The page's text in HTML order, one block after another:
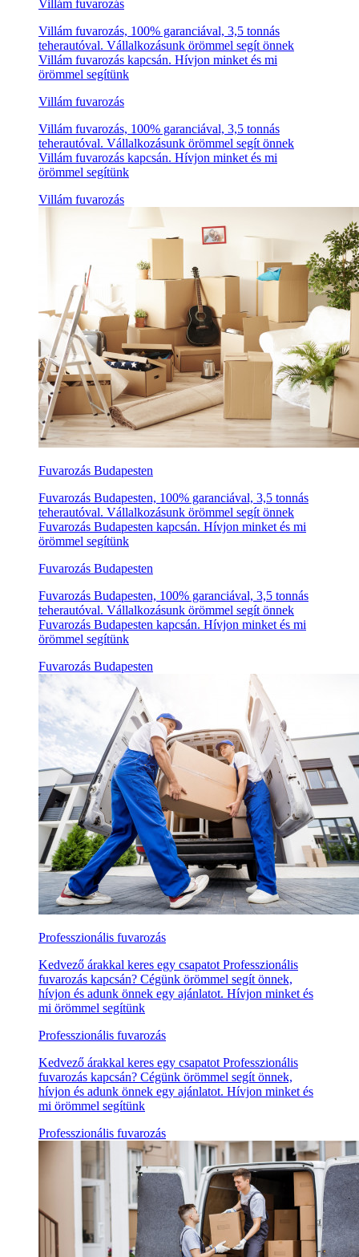
Villám fuvarozás
Villám fuvarozás, 100% garanciával, 3,5 tonnás
teherautóval. Vállalkozásunk örömmel segít önnek
Villám fuvarozás kapcsán. Hívjon minket és mi
örömmel segítünk
Villám fuvarozás
Villám fuvarozás, 100% garanciával, 3,5 tonnás
teherautóval. Vállalkozásunk örömmel segít önnek
Villám fuvarozás kapcsán. Hívjon minket és mi
örömmel segítünk
Villám fuvarozás
Fuvarozás Budapesten
Fuvarozás Budapesten, 100% garanciával, 3,5 tonnás
teherautóval. Vállalkozásunk örömmel segít önnek
Fuvarozás Budapesten kapcsán. Hívjon minket és mi
örömmel segítünk
Fuvarozás Budapesten
Fuvarozás Budapesten, 100% garanciával, 3,5 tonnás
teherautóval. Vállalkozásunk örömmel segít önnek
Fuvarozás Budapesten kapcsán. Hívjon minket és mi
örömmel segítünk
Fuvarozás Budapesten
Professzionális fuvarozás
Kedvező árakkal keres egy csapatot Professzionális
fuvarozás kapcsán? Cégünk örömmel segít önnek,
hívjon és adunk önnek egy ajánlatot. Hívjon minket és
mi örömmel segítünk
Professzionális fuvarozás
Kedvező árakkal keres egy csapatot Professzionális
fuvarozás kapcsán? Cégünk örömmel segít önnek,
hívjon és adunk önnek egy ajánlatot. Hívjon minket és
mi örömmel segítünk
Professzionális fuvarozás